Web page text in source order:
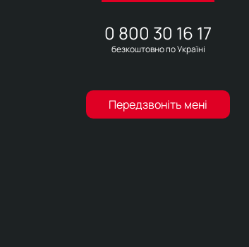
0 800 30 16 17
безкоштовно по Україні
Передзвоніть мені